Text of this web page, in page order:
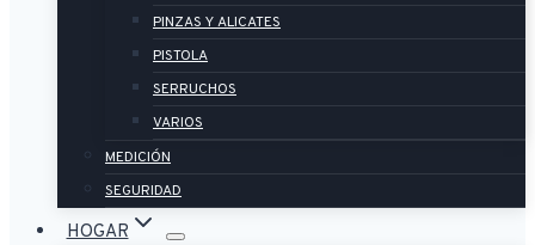
PINZAS Y ALICATES
PISTOLA
SERRUCHOS
VARIOS
MEDICIÓN
SEGURIDAD
HOGAR